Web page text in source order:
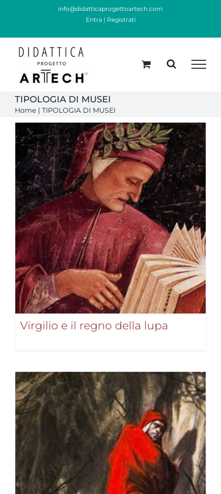
content
info@didatticaprogettoartech.com
Entra | Registrati
TIPOLOGIA DI MUSEI
Home | TIPOLOGIA DI MUSEI
Virgilio e il regno della lupa